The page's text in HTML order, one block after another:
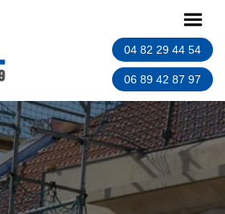
04 82 29 44 54
06 89 42 87 97